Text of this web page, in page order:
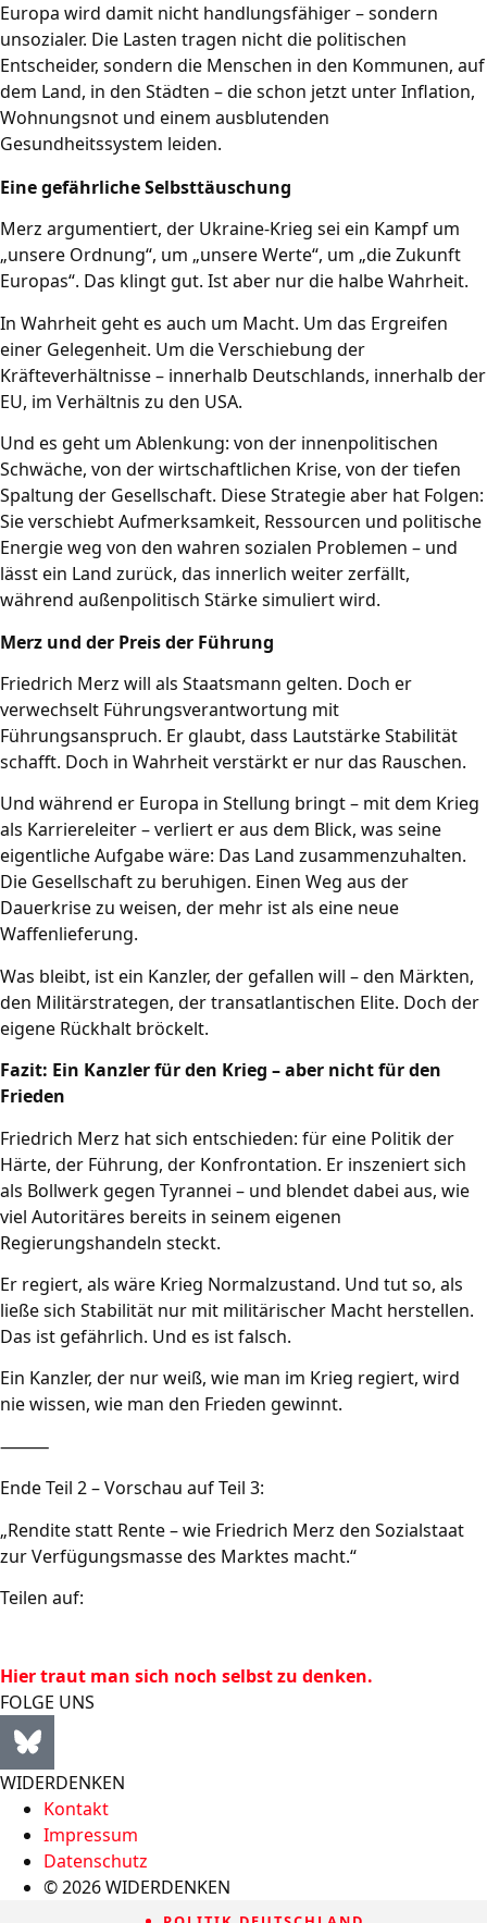
Europa wird damit nicht handlungsfähiger – sondern
unsozialer. Die Lasten tragen nicht die politischen
Entscheider, sondern die Menschen in den Kommunen, auf
dem Land, in den Städten – die schon jetzt unter Inflation,
Wohnungsnot und einem ausblutenden
Gesundheitssystem leiden.
Eine gefährliche Selbsttäuschung
Merz argumentiert, der Ukraine-Krieg sei ein Kampf um
„unsere Ordnung“, um „unsere Werte“, um „die Zukunft
Europas“. Das klingt gut. Ist aber nur die halbe Wahrheit.
In Wahrheit geht es auch um Macht. Um das Ergreifen
einer Gelegenheit. Um die Verschiebung der
Kräfteverhältnisse – innerhalb Deutschlands, innerhalb der
EU, im Verhältnis zu den USA.
Und es geht um Ablenkung: von der innenpolitischen
Schwäche, von der wirtschaftlichen Krise, von der tiefen
Spaltung der Gesellschaft. Diese Strategie aber hat Folgen:
Sie verschiebt Aufmerksamkeit, Ressourcen und politische
Energie weg von den wahren sozialen Problemen – und
lässt ein Land zurück, das innerlich weiter zerfällt,
während außenpolitisch Stärke simuliert wird.
Merz und der Preis der Führung
Friedrich Merz will als Staatsmann gelten. Doch er
verwechselt Führungsverantwortung mit
Führungsanspruch. Er glaubt, dass Lautstärke Stabilität
schafft. Doch in Wahrheit verstärkt er nur das Rauschen.
Und während er Europa in Stellung bringt – mit dem Krieg
als Karriereleiter – verliert er aus dem Blick, was seine
eigentliche Aufgabe wäre: Das Land zusammenzuhalten.
Die Gesellschaft zu beruhigen. Einen Weg aus der
Dauerkrise zu weisen, der mehr ist als eine neue
Waffenlieferung.
Was bleibt, ist ein Kanzler, der gefallen will – den Märkten,
den Militärstrategen, der transatlantischen Elite. Doch der
eigene Rückhalt bröckelt.
Fazit: Ein Kanzler für den Krieg – aber nicht für den
Frieden
Friedrich Merz hat sich entschieden: für eine Politik der
Härte, der Führung, der Konfrontation. Er inszeniert sich
als Bollwerk gegen Tyrannei – und blendet dabei aus, wie
viel Autoritäres bereits in seinem eigenen
Regierungshandeln steckt.
Er regiert, als wäre Krieg Normalzustand. Und tut so, als
ließe sich Stabilität nur mit militärischer Macht herstellen.
Das ist gefährlich. Und es ist falsch.
Ein Kanzler, der nur weiß, wie man im Krieg regiert, wird
nie wissen, wie man den Frieden gewinnt.
⸻
Ende Teil 2 – Vorschau auf Teil 3:
„Rendite statt Rente – wie Friedrich Merz den Sozialstaat
zur Verfügungsmasse des Marktes macht.“
Teilen auf:
Hier traut man sich noch selbst zu denken.
FOLGE UNS
WIDERDENKEN
Kontakt
Impressum
Datenschutz
© 2026 WIDERDENKEN